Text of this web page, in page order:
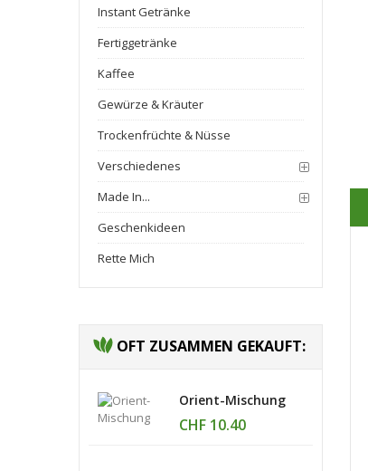
Instant Getränke
Fertiggetränke
Kaffee
Gewürze & Kräuter
Trockenfrüchte & Nüsse
Verschiedenes
Made In...
Geschenkideen
Rette Mich
OFT ZUSAMMEN GEKAUFT:
Orient-Mischung
CHF 10.40